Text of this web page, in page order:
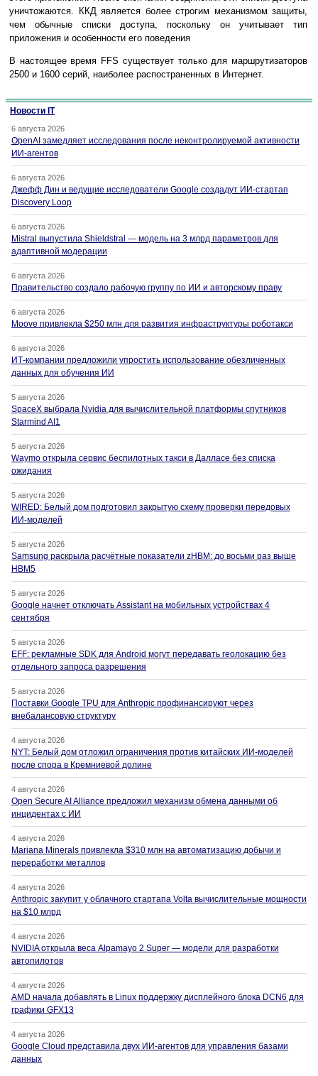
уничтожаются. ККД является более строгим механизмом защиты,
чем обычные списки доступа, поскольку он учитывает тип
приложения и особенности его поведения
В настоящее время FFS существует только для маршрутизаторов
2500 и 1600 серий, наиболее распостраненных в Интернет.
Новости IT
6 августа 2026
OpenAI замедляет исследования после неконтролируемой активности
ИИ-агентов
6 августа 2026
Джефф Дин и ведущие исследователи Google создадут ИИ-стартап
Discovery Loop
6 августа 2026
Mistral выпустила Shieldstral — модель на 3 млрд параметров для
адаптивной модерации
6 августа 2026
Правительство создало рабочую группу по ИИ и авторскому праву
6 августа 2026
Moove привлекла $250 млн для развития инфраструктуры роботакси
6 августа 2026
ИТ-компании предложили упростить использование обезличенных
данных для обучения ИИ
5 августа 2026
SpaceX выбрала Nvidia для вычислительной платформы спутников
Starmind AI1
5 августа 2026
Waymo открыла сервис беспилотных такси в Далласе без списка
ожидания
5 августа 2026
WIRED: Белый дом подготовил закрытую схему проверки передовых
ИИ-моделей
5 августа 2026
Samsung раскрыла расчётные показатели zHBM: до восьми раз выше
HBM5
5 августа 2026
Google начнет отключать Assistant на мобильных устройствах 4
сентября
5 августа 2026
EFF: рекламные SDK для Android могут передавать геолокацию без
отдельного запроса разрешения
5 августа 2026
Поставки Google TPU для Anthropic профинансируют через
внебалансовую структуру
4 августа 2026
NYT: Белый дом отложил ограничения против китайских ИИ-моделей
после спора в Кремниевой долине
4 августа 2026
Open Secure AI Alliance предложил механизм обмена данными об
инцидентах с ИИ
4 августа 2026
Mariana Minerals привлекла $310 млн на автоматизацию добычи и
переработки металлов
4 августа 2026
Anthropic закупит у облачного стартапа Volta вычислительные мощности
на $10 млрд
4 августа 2026
NVIDIA открыла веса Alpamayo 2 Super — модели для разработки
автопилотов
4 августа 2026
AMD начала добавлять в Linux поддержку дисплейного блока DCN6 для
графики GFX13
4 августа 2026
Google Cloud представила двух ИИ-агентов для управления базами
данных